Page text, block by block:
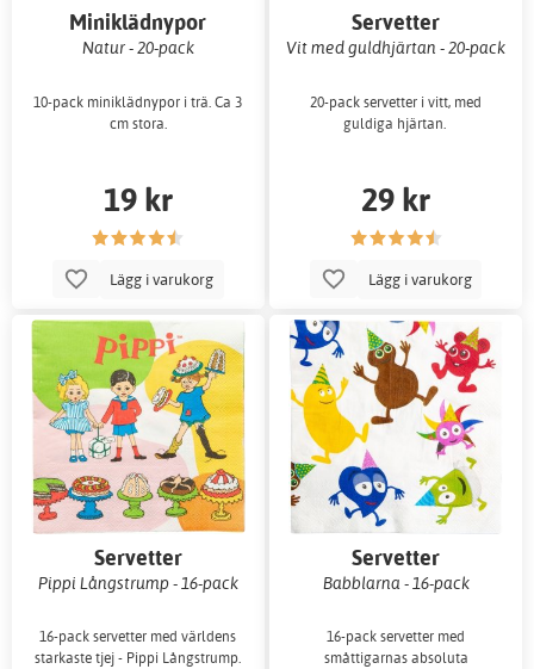
Miniklädnypor
Natur - 20-pack
10-pack miniklädnypor i trä. Ca 3
cm stora.
19 kr
Lägg i varukorg
Servetter
Vit med guldhjärtan - 20-pack
20-pack servetter i vitt, med
guldiga hjärtan.
29 kr
Lägg i varukorg
Servetter
Pippi Långstrump - 16-pack
16-pack servetter med världens
starkaste tjej - Pippi Långstrump.
Servetter
Babblarna - 16-pack
16-pack servetter med
småttigarnas absoluta